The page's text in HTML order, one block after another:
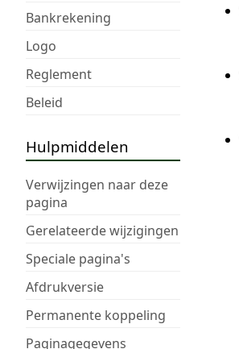
Bankrekening
Logo
Reglement
Beleid
Hulpmiddelen
Verwijzingen naar deze
pagina
Gerelateerde wijzigingen
Speciale pagina's
Afdrukversie
Permanente koppeling
Paginagegevens